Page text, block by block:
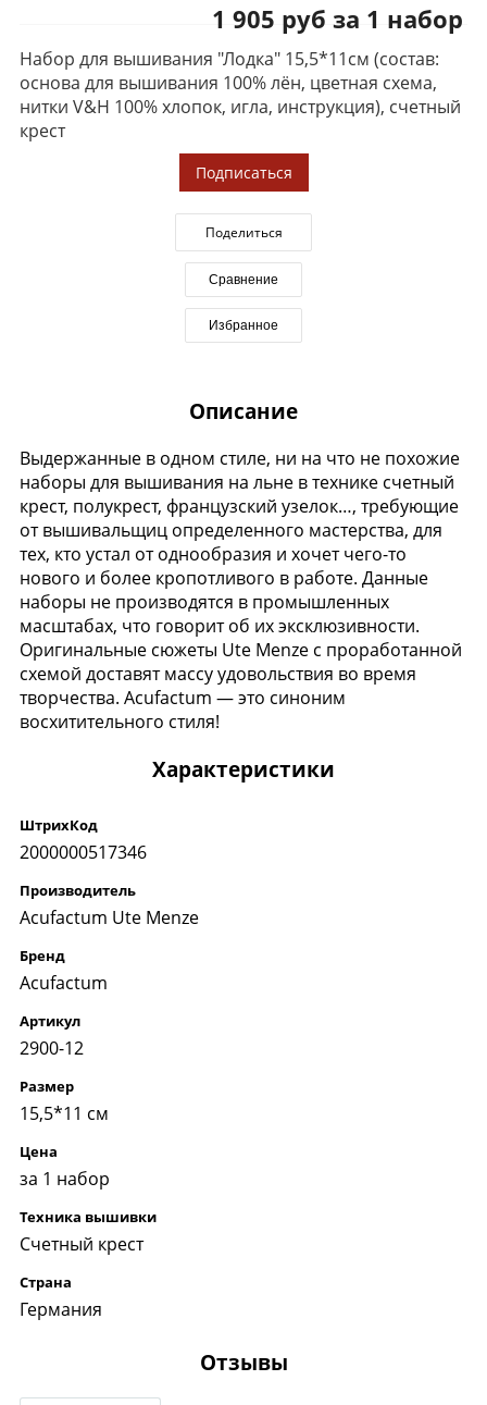
1 905 руб за 1 набор
Набор для вышивания "Лодка" 15,5*11см (состав:
основа для вышивания 100% лён, цветная схема,
нитки V&H 100% хлопок, игла, инструкция), счетный
крест
Подписаться
Поделиться
Сравнение
Избранное
Описание
Выдержанные в одном стиле, ни на что не похожие
наборы для вышивания на льне в технике счетный
крест, полукрест, французский узелок…, требующие
от вышивальщиц определенного мастерства, для
тех, кто устал от однообразия и хочет чего-то
нового и более кропотливого в работе. Данные
наборы не производятся в промышленных
масштабах, что говорит об их эксклюзивности.
Оригинальные сюжеты Ute Menze с проработанной
схемой доставят массу удовольствия во время
творчества. Acufactum — это синоним
восхитительного стиля!
Характеристики
ШтрихКод
2000000517346
Производитель
Acufactum Ute Menze
Бренд
Acufactum
Артикул
2900-12
Размер
15,5*11 см
Цена
за 1 набор
Техника вышивки
Счетный крест
Страна
Германия
Отзывы